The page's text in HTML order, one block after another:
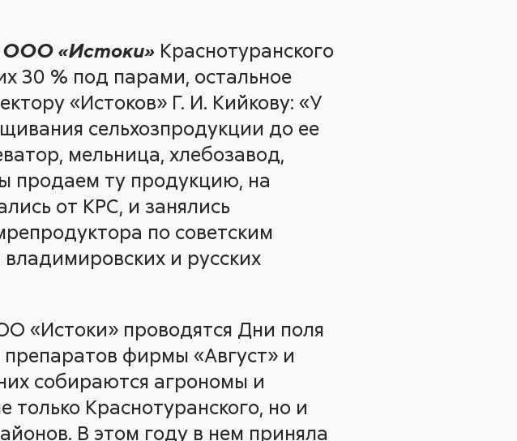
ООО «Истоки» Краснотуранского
30 % под парами, остальное
«Истоков» Г. И. Кийкову: «У
сельхозпродукции до ее
мельница, хлебозавод,
продаем ту продукцию, на
от КРС, и занялись
по советским
и русских
«Истоки» проводятся Дни поля
фирмы «Август» и
собираются агрономы и
только Краснотуранского, но и
В этом году в нем приняла